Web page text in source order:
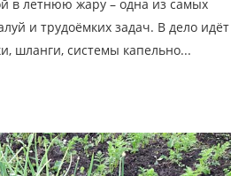
в летнюю жару – одна из самых
и трудоёмких задач. В дело идёт
шланги, системы капельно...